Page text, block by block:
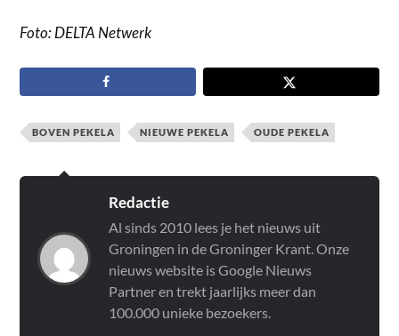
Foto: DELTA Netwerk
BOVEN PEKELA NIEUWE PEKELA OUDE PEKELA
Redactie
Al sinds 2010 lees je het nieuws uit
Groningen in de Groninger Krant. Onze
nieuws website is Google Nieuws
Partner en trekt jaarlijks meer dan
100.000 unieke bezoekers.